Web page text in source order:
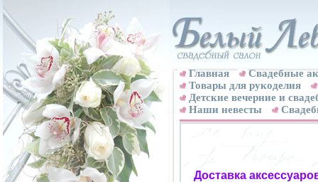
Главная
Свадебные
Товары для рукоделия
Детские вечерние и
Наши невесты
Доставка